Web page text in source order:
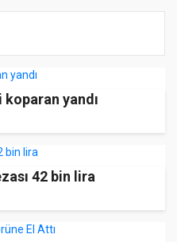
koparan yandı
42 bin lira